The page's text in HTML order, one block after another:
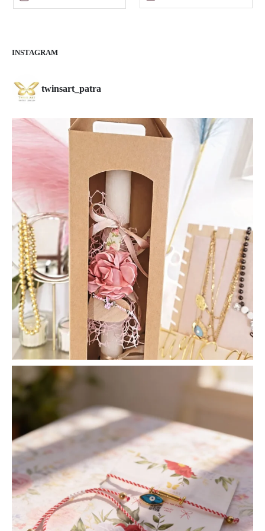
€20.00.
€20.00.
INSTAGRAM
twinsart_patra